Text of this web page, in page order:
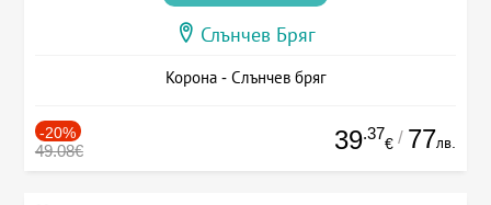
Слънчев Бряг
Корона - Слънчев бряг
-20%
49.08€ 39.37
€ / 77лв.